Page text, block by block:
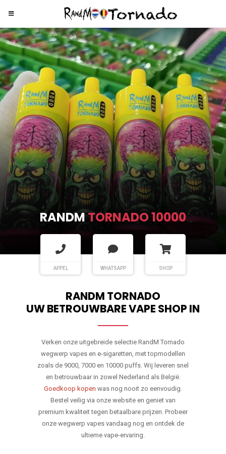
RANDMTORNADO 9000
APPEL WHATSAPP SHOP
RANDM TORNADO
UW BETROUWBARE VAPE SHOP IN
Verken onze uitgebreide selectie RandM Tornado
wegwerp vapes en e-sigaretten, met topmodellen
zoals de 9000, 7000 en 10000 puffs. Wij leveren snel
en betrouwbaar in zowel Nederland als België.
Goedkoop kopen was nog nooit zo eenvoudig.
Bestel veilig via onze website en geniet van
premium kwaliteit tegen betaalbare prijzen. Probeer
onze wegwerp vapes vandaag nog en ontdek de
ultieme vape-ervaring.